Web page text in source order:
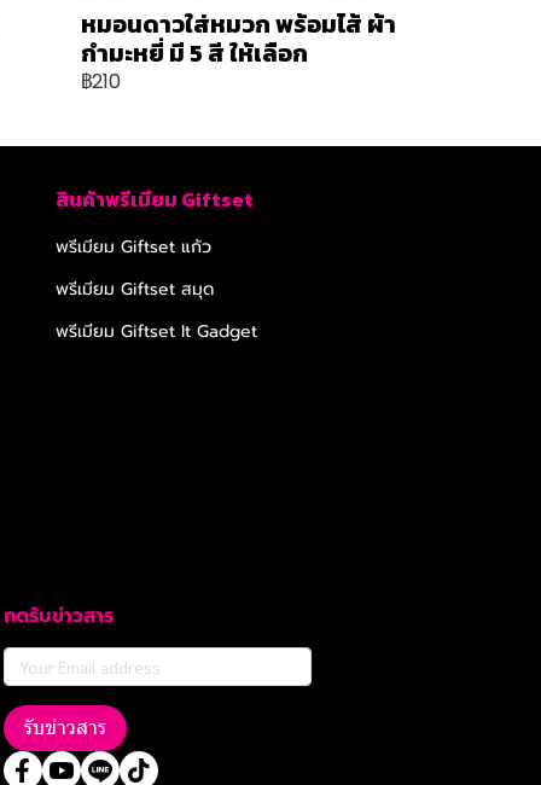
หมอนดาวใส่หมวก พร้อมไส้ ผ้า
กำมะหยี่ มี 5 สี ให้เลือก
฿210
สินค้าพรีเมียม Giftset
พรีเมียม Giftset แก้ว
พรีเมียม Giftset สมุด
พรีเมียม Giftset It Gadget
กดรับข่าวสาร
รับข่าวสาร